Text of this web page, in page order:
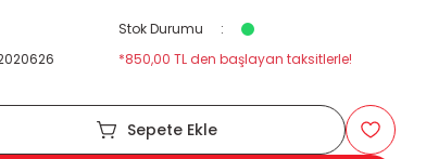
Stok Durumu
*850,00 TL den başlayan taksitlerle!
Sepete Ekle